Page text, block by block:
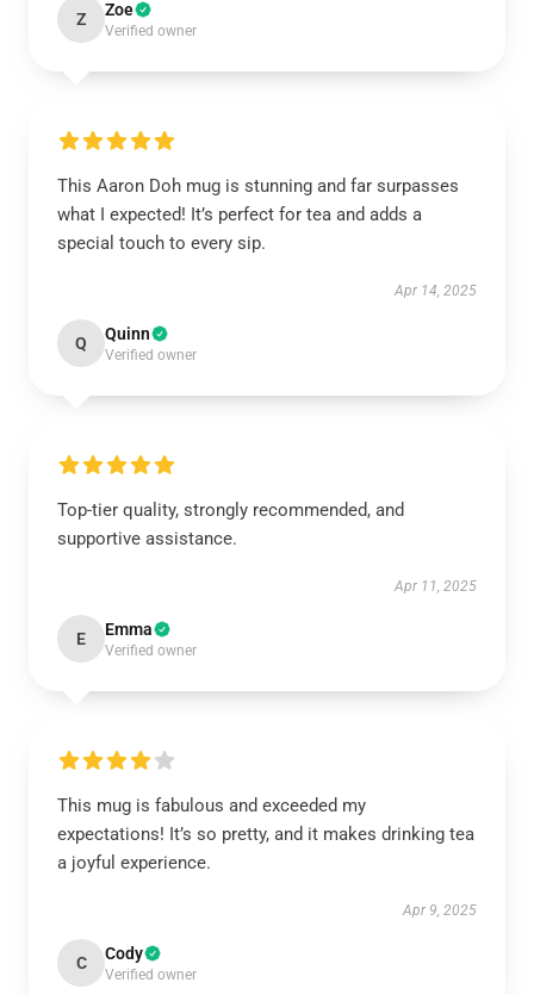
Z Zoe
Verified owner
This Aaron Doh mug is stunning and far surpasses
what I expected! It’s perfect for tea and adds a
special touch to every sip.
Apr 14, 2025
Q Quinn
Verified owner
Top-tier quality, strongly recommended, and
supportive assistance.
Apr 11, 2025
E Emma
Verified owner
This mug is fabulous and exceeded my
expectations! It’s so pretty, and it makes drinking tea
a joyful experience.
Apr 9, 2025
C Cody
Verified owner